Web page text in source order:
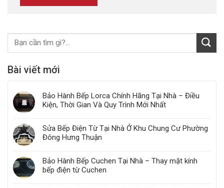
Bài viết mới
Bảo Hành Bếp Lorca Chính Hãng Tại Nhà – Điều
Kiện, Thời Gian Và Quy Trình Mới Nhất
Sửa Bếp Điện Từ Tại Nhà Ở Khu Chung Cư Phường
Đông Hưng Thuận
Bảo Hành Bếp Cuchen Tại Nhà – Thay mặt kính
bếp điện từ Cuchen